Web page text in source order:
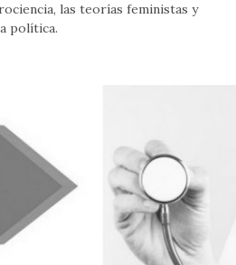
las teorías feministas y
política.